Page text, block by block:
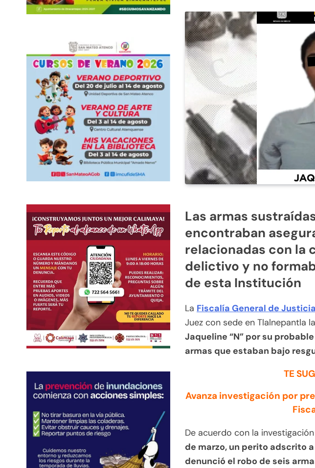
Las armas
encontraban
relacionadas con la
delictivo y no
de esta Institución
La Fiscalía General de
Juez con sede en Tlalnepantla
Jaqueline “N” por su
armas que estaban bajo
TE
Avanza investigación por
De acuerdo con la
de marzo, un perito adscrito
denunció el robo de seis